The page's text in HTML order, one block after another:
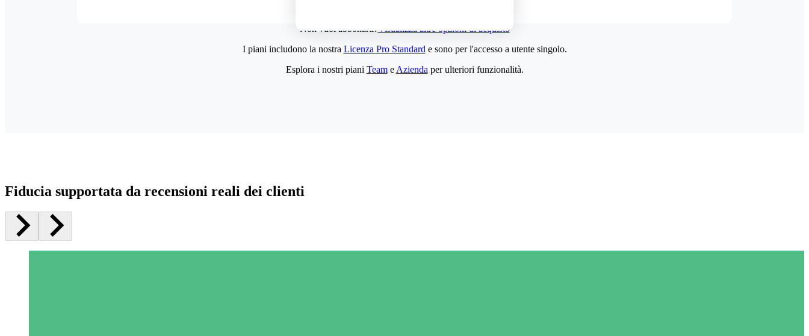
Non vuoi abbonarti?Visualizza altre opzioni di acquisto
I piani includono la nostra Licenza Pro Standard e sono per l'accesso a utente singolo.
Esplora i nostri piani Teame Azienda per ulteriori funzionalità.
Fiducia supportata da recensioni reali dei clienti